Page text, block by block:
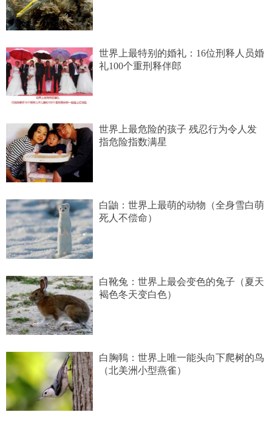
世界上最特别的婚礼：16位刑释人员婚
礼100个重刑释伴郎
世界上最危险的孩子 残忍行为令人发
指危险指数满星
白鼬：世界上最萌的动物（全身雪白萌
死人不偿命）
白靴兔：世界上最会变色的兔子（夏天
褐色冬天变白色）
白胸鳾：世界上唯一能头向下爬树的鸟
（北美洲小型燕雀）